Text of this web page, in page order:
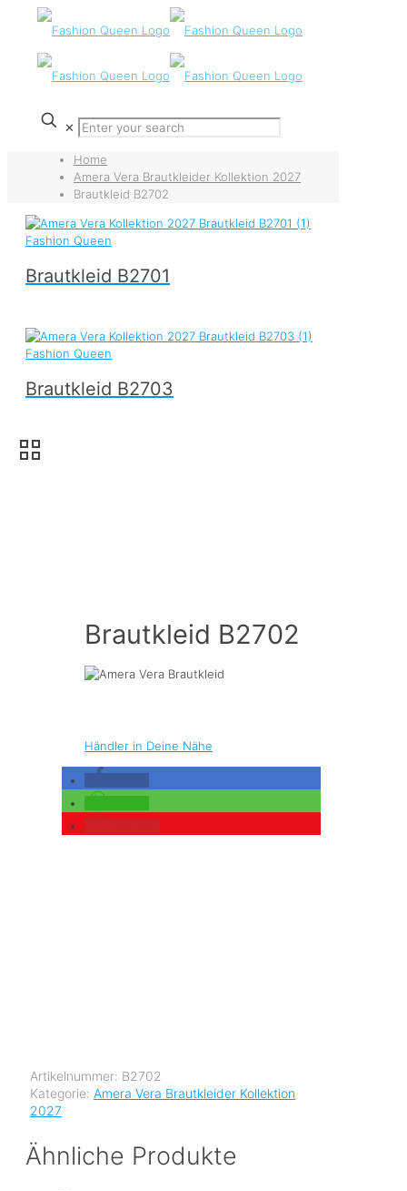
✕
Home
Amera Vera Brautkleider Kollektion 2027
Brautkleid B2702
Brautkleid B2701
Brautkleid B2703
Brautkleid B2702
Händler in Deine Nähe
Artikelnummer: B2702
Kategorie: Amera Vera Brautkleider Kollektion
2027
Ähnliche Produkte